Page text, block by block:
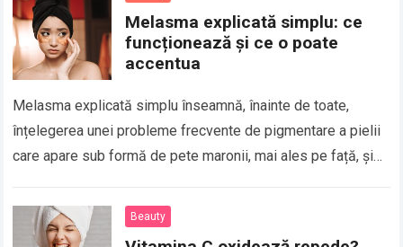
Melasma explicată simplu: ce
funcționează și ce o poate
accentua
Melasma explicată simplu înseamnă, înainte de toate,
înțelegerea unei probleme frecvente de pigmentare a pielii
care apare sub formă de pete maronii, mai ales pe față, și
Beauty